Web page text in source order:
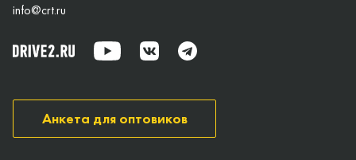
info@crt.ru
Анкета для оптовиков